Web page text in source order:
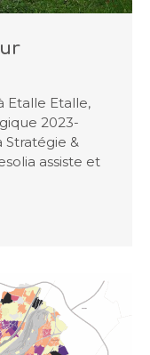
Etalle Etalle,
2023-
Stratégie &
assiste et